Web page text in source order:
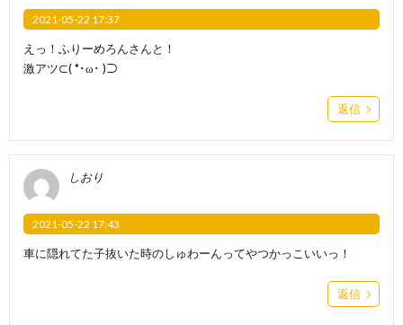
2021-05-22 17:37
えっ！ふりーめろんさんと！
激アツ⊂( *･ω･ )⊃
返信
しおり
2021-05-22 17:43
車に隠れてた子抜いた時のしゅわーんってやつかっこいいっ！
返信